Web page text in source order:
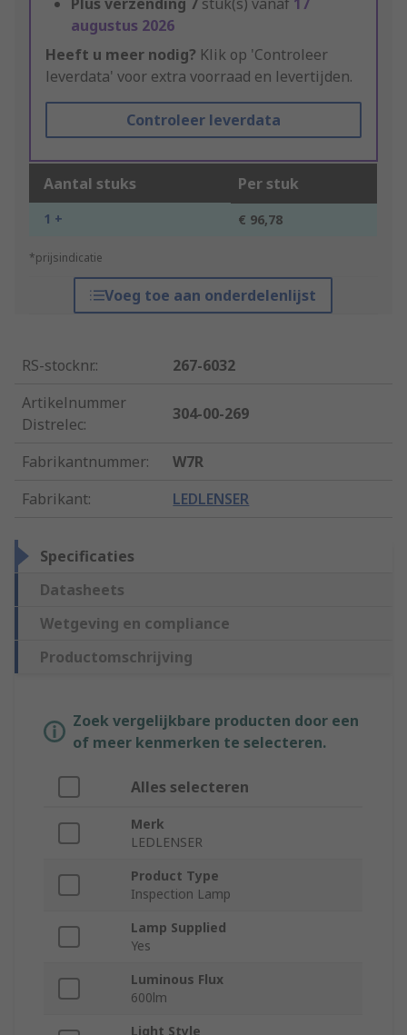
Plus verzending 7 stuk(s) vanaf 17
augustus 2026
Heeft u meer nodig? Klik op 'Controleer
leverdata' voor extra voorraad en levertijden.
Controleer leverdata
Aantal stuks Per stuk
1 + € 96,78
*prijsindicatie
Voeg toe aan onderdelenlijst
RS-stocknr.:
267-6032
Artikelnummer
Distrelec:
304-00-269
Fabrikantnummer:
W7R
Fabrikant: LEDLENSER
Specificaties
Datasheets
Wetgeving en compliance
Productomschrijving
Zoek vergelijkbare producten door een
of meer kenmerken te selecteren.
Alles selecteren
Merk
LEDLENSER
Product Type
Inspection Lamp
Lamp Supplied
Yes
Luminous Flux
600lm
Light Style